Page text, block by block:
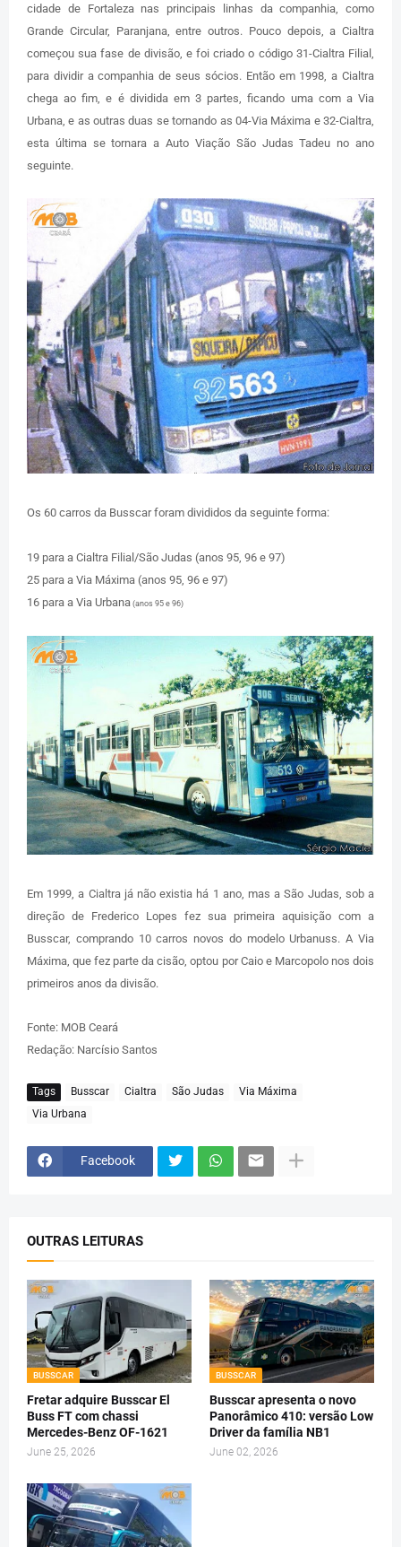
cidade de Fortaleza nas principais linhas da companhia, como
Grande Circular, Paranjana, entre outros. Pouco depois, a Cialtra
começou sua fase de divisão, e foi criado o código 31-Cialtra Filial,
para dividir a companhia de seus sócios. Então em 1998, a Cialtra
chega ao fim, e é dividida em 3 partes, ficando uma com a Via
Urbana, e as outras duas se tornando as 04-Via Máxima e 32-Cialtra,
esta última se tornara a Auto Viação São Judas Tadeu no ano
seguinte.
Os 60 carros da Busscar foram divididos da seguinte forma:
19 para a Cialtra Filial/São Judas (anos 95, 96 e 97)
25 para a Via Máxima (anos 95, 96 e 97)
16 para a Via Urbana (anos 95 e 96)
Em 1999, a Cialtra já não existia há 1 ano, mas a São Judas, sob a
direção de Frederico Lopes fez sua primeira aquisição com a
Busscar, comprando 10 carros novos do modelo Urbanuss. A Via
Máxima, que fez parte da cisão, optou por Caio e Marcopolo nos dois
primeiros anos da divisão.
Fonte: MOB Ceará
Redação: Narcísio Santos
Tags Busscar Cialtra São Judas
Via Máxima
Via Urbana
Facebook
OUTRAS LEITURAS
BUSSCAR
Fretar adquire Busscar El
Buss FT com chassi
Mercedes-Benz OF-1621
June 25, 2026
BUSSCAR
Busscar apresenta o novo
Panorâmico 410: versão Low
Driver da família NB1
June 02, 2026